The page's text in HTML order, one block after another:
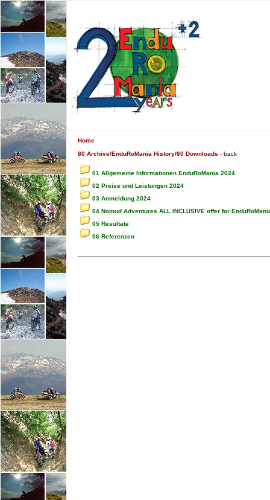
Home
80 Archive/EnduRoMania History/60 Downloads - back
01 Allgemeine Informationen EnduRoMania 2024
02 Preise und Leistungen 2024
03 Anmeldung 2024
04 Nomud Adventures ALL INCLUSIVE offer for
05 Resultate
06 Referenzen